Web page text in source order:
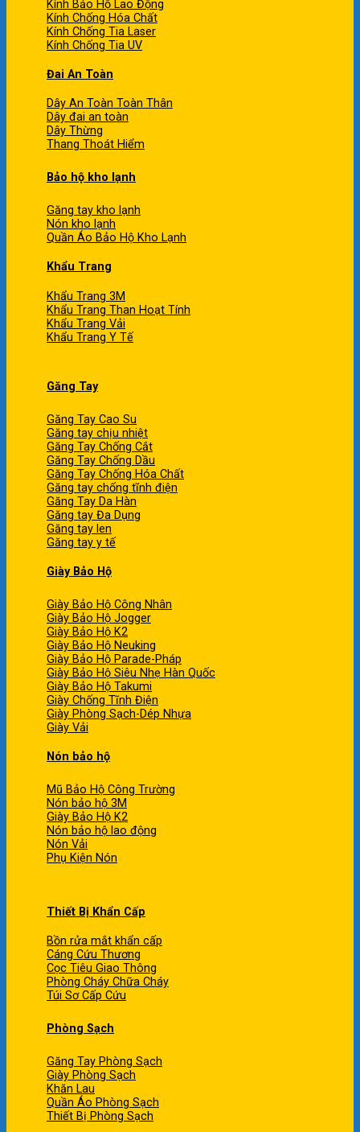
Kính Bảo Hộ Lao Động
Kính Chống Hóa Chất
Kính Chống Tia Laser
Kính Chống Tia UV
Đai An Toàn
Dây An Toàn Toàn Thân
Dây đai an toàn
Dây Thừng
Thang Thoát Hiểm
Bảo hộ kho lạnh
Găng tay kho lạnh
Nón kho lạnh
Quần Áo Bảo Hộ Kho Lạnh
Khẩu Trang
Khẩu Trang 3M
Khẩu Trang Than Hoạt Tính
Khẩu Trang Vải
Khẩu Trang Y Tế
Găng Tay
Găng Tay Cao Su
Găng tay chịu nhiệt
Găng Tay Chống Cắt
Găng Tay Chống Dầu
Găng Tay Chống Hóa Chất
Găng tay chống tĩnh điện
Găng Tay Da Hàn
Găng tay Đa Dụng
Găng tay len
Găng tay y tế
Giày Bảo Hộ
Giày Bảo Hộ Công Nhân
Giày Bảo Hộ Jogger
Giày Bảo Hộ K2
Giày Bảo Hộ Neuking
Giày Bảo Hộ Parade-Pháp
Giày Bảo Hộ Siêu Nhẹ Hàn Quốc
Giày Bảo Hộ Takumi
Giày Chống Tĩnh Điện
Giày Phòng Sạch-Dép Nhựa
Giày Vải
Nón bảo hộ
Mũ Bảo Hộ Công Trường
Nón bảo hộ 3M
Giày Bảo Hộ K2
Nón bảo hộ lao động
Nón Vải
Phụ Kiện Nón
Thiết Bị Khẩn Cấp
Bồn rửa mắt khẩn cấp
Cáng Cứu Thương
Cọc Tiêu Giao Thông
Phòng Cháy Chữa Cháy
Túi Sơ Cấp Cứu
Phòng Sạch
Găng Tay Phòng Sạch
Giày Phòng Sạch
Khăn Lau
Quần Áo Phòng Sạch
Thiết Bị Phòng Sạch